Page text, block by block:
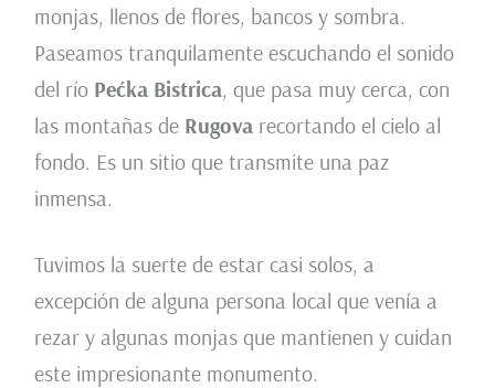
monjas, llenos de flores, bancos y sombra.
Paseamos tranquilamente escuchando el sonido
del río Pećka Bistrica, que pasa muy cerca, con
las montañas de Rugovarecortando el cielo al
fondo. Es un sitio que transmite una paz
inmensa.
Tuvimos la suerte de estar casi solos, a
excepción de alguna persona local que venía a
rezar y algunas monjas que mantienen y cuidan
este impresionante monumento.